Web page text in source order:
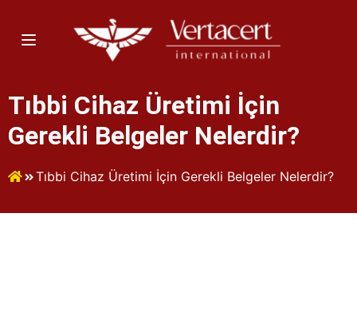
Tıbbi Cihaz Üretimi İçin
Gerekli Belgeler Nelerdir?
Tıbbi Cihaz Üretimi İçin Gerekli Belgeler Nelerdir?